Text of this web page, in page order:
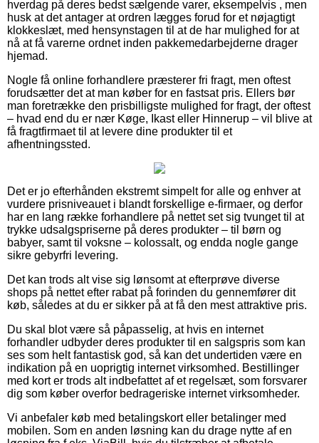
hverdag på deres bedst sælgende varer, eksempelvis , men
husk at det antager at ordren lægges forud for et nøjagtigt
klokkeslæt, med hensynstagen til at de har mulighed for at
nå at få varerne ordnet inden pakkemedarbejderne drager
hjemad.
Nogle få online forhandlere præsterer fri fragt, men oftest
forudsætter det at man køber for en fastsat pris. Ellers bør
man foretrække den prisbilligste mulighed for fragt, der oftest
– hvad end du er nær Køge, Ikast eller Hinnerup – vil blive at
få fragtfirmaet til at levere dine produkter til et
afhentningssted.
Det er jo efterhånden ekstremt simpelt for alle og enhver at
vurdere prisniveauet i blandt forskellige e-firmaer, og derfor
har en lang række forhandlere på nettet set sig tvunget til at
trykke udsalgspriserne på deres produkter – til børn og
babyer, samt til voksne – kolossalt, og endda nogle gange
sikre gebyrfri levering.
Det kan trods alt vise sig lønsomt at efterprøve diverse
shops på nettet efter rabat på forinden du gennemfører dit
køb, således at du er sikker på at få den mest attraktive pris.
Du skal blot være så påpasselig, at hvis en internet
forhandler udbyder deres produkter til en salgspris som kan
ses som helt fantastisk god, så kan det undertiden være en
indikation på en uoprigtig internet virksomhed. Bestillinger
med kort er trods alt indbefattet af et regelsæt, som forsvarer
dig som køber overfor bedrageriske internet virksomheder.
Vi anbefaler køb med betalingskort eller betalinger med
mobilen. Som en anden løsning kan du drage nytte af en